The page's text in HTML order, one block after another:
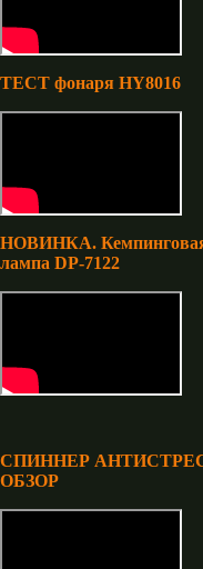
ТЕСТ фонаря HY8016
НОВИНКА.
лампа DP-7122
СПИННЕР
ОБЗОР